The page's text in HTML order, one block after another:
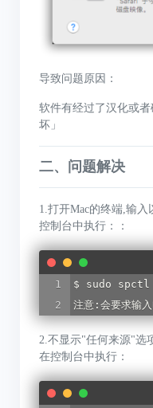
导致问题原因：
软件有经过了汉化或
坏」
二、问题解决
1.打开Mac的终端,输
控制台中执行：：
$ sudo
注意:会要求输
2.不显示"任何来源"选
在控制台中执行：